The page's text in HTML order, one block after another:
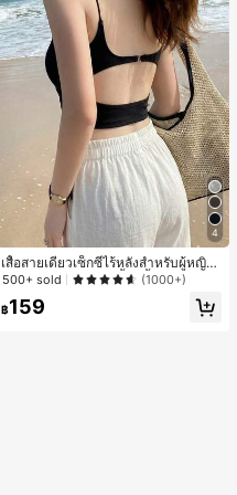
4
เสื้อสายเดี่ยวเซ็กซี่ไร้หลังสำหรับผู้หญิง
พร้อมบราแบบมีฟองน้ำ, เสื้อกล้ามแขน
500+ sold (1000+)
฿159